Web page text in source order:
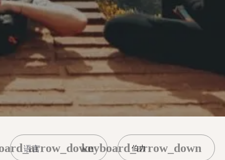
伯力
keyboard_arrow_down